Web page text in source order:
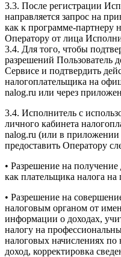
3.3. После регистрации
направляется запрос на
как к программе-партнеру
Оператору от лица
3.4. Для того, чтобы
разрешений Пользователь
Сервисе и подтвердить
налогоплательщика на
nalog.ru или через
3.4. Исполнитель с
личного кабинета
nalog.ru (или в
предоставить Оператору
• Разрешение на получение
как плательщика налога
• Разрешение на
налоговым органом от
информации о доходах,
налогу на
налоговых начислениях
доход, корректировка